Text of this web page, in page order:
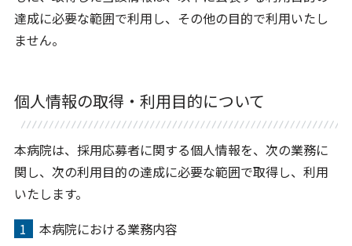
達成に必要な範囲で利用し、その他の目的で利用いたし
ません。
個人情報の取得・利用目的について
本病院は、採用応募者に関する個人情報を、次の業務に
関し、次の利用目的の達成に必要な範囲で取得し、利用
いたします。
1
本病院における業務内容